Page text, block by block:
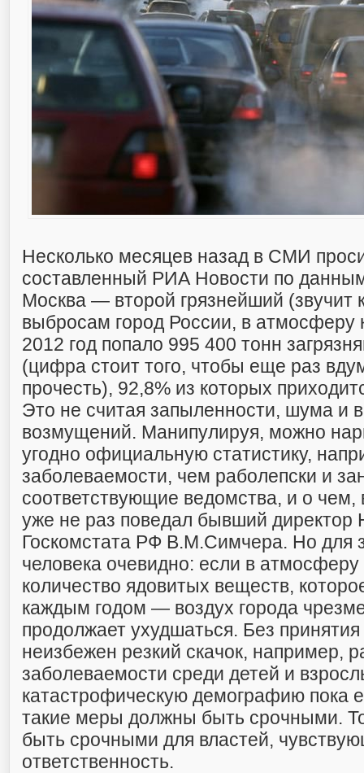
Несколько месяцев назад в СМИ
составленный РИА Новости по
Москва — второй грязнейший (звучит
выбросам город России, в атмосферу
2012 год попало 995 400 тонн
(цифра стоит того, чтобы еще раз
прочесть), 92,8% из которых
Это не считая запыленности, шума и
возмущений. Манипулируя, можно
угодно официальную статистику,
заболеваемости, чем раболепски и
соответствующие ведомства, и о чем,
уже не раз поведал бывший директор
Госкомстата РФ В.М.Симчера. Но для
человека очевидно: если в атмосферу
количество ядовитых веществ,
каждым годом — воздух города
продолжает ухудшаться. Без
неизбежен резкий скачок, например,
заболеваемости среди детей и
катастрофическую демографию пока
такие меры должны быть срочными.
быть срочными для властей,
ответственность.